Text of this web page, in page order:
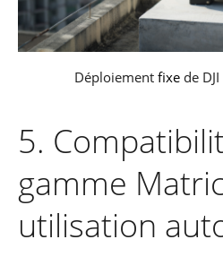
Déploiement fixe de
5.
gamme
utilisation